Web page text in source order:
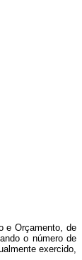
e Orçamento, de
o número de
exercido,